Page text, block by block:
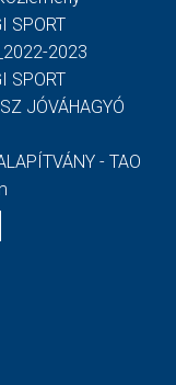
SPORT
2023
SPORT
JÓVÁHAGYÓ
- TAO